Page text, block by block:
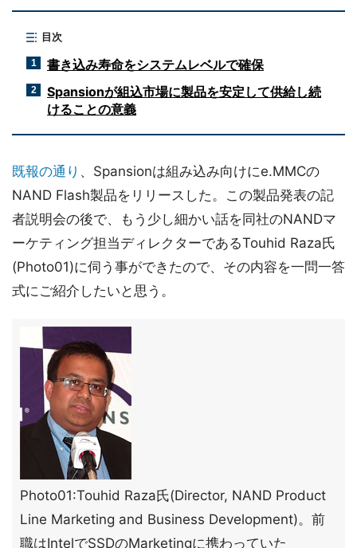
目次
1 書き込み寿命をシステムレベルで確保
2
Spansionが組込市場に製品を安定して供給し続
けることの意義
既報の通り 、Spansionは組み込み向けにe.MMCの
NAND Flash製品をリリースした。この製品発表の記
者説明会の後で、もう少し細かい話を同社のNANDマ
ーケティング担当ディレクターであるTouhid Raza氏
(Photo01)に伺う事ができたので、その内容を一問一答
式にご紹介したいと思う。
Photo01:Touhid Raza氏(Director, NAND Product
Line Marketing and Business Development)。前
職はIntelでSSDのMarketingに携わっていた